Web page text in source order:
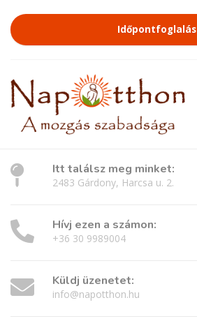
Időpontfoglalás
Itt találsz meg minket:
2483 Gárdony, Harcsa u. 2.
Hívj ezen a számon:
+36 30 9989004
Küldj üzenetet:
info@napotthon.hu